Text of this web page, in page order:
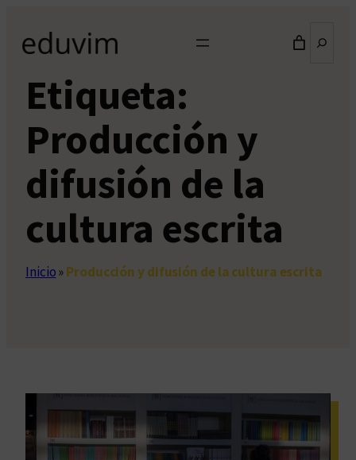
contenido
Etiqueta:
Producción y
difusión de la
cultura escrita
Inicio»Producción y difusión de la cultura escrita